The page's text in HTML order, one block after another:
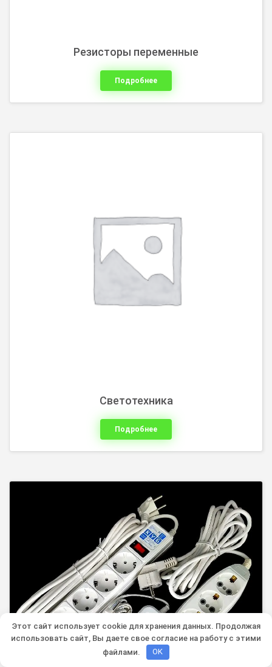
Резисторы переменные
Подробнее
Светотехника
Подробнее
Этот сайт использует cookie для хранения данных. Продолжая
использовать сайт, Вы даете свое согласие на работу с этими
файлами.
OK